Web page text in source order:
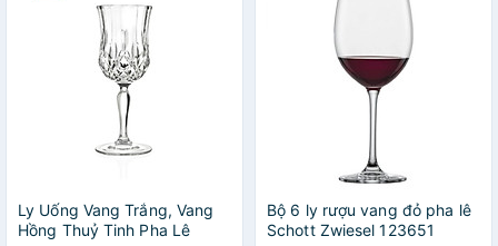
Ly Uống Vang Trắng, Vang
Hồng Thuỷ Tinh Pha Lê
Bộ 6 ly rượu vang đỏ pha lê
Schott Zwiesel 123651